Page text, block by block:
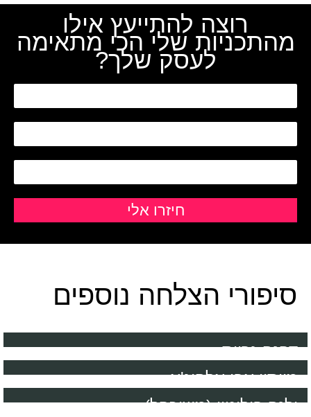
רוצה להתייעץ אילו
מהתכניות שלי הכי מתאימה
לעסק שלך?
סיפורי הצלחה נוספים
דפנה גרייס
מייסון אבו אלהיג'א
ילנה בולוטין (משוכפל)